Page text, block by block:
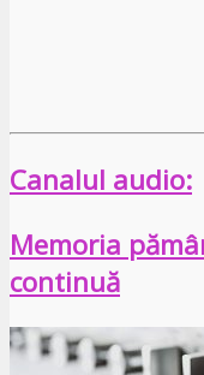
Canalul audio:
Memoria
continuă